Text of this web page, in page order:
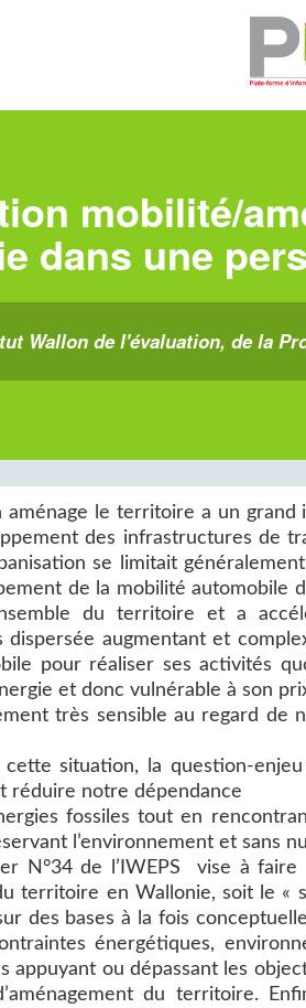
mobilité/
dans une
Wallon de l'évaluation, de la
aménage le territoire a un
des infrastructures de
se limitait
de la mobilité automobile
du territoire et a
dispersée augmentant et
pour réaliser ses activités
et donc vulnérable à son
très sensible au regard de
cette situation, la question-
réduire notre dépendance
fossiles tout en
l’environnement et sans
N°34 de l’IWEPS vise à
territoire en Wallonie, soit le
des bases à la fois
énergétiques,
appuyant ou dépassant les
du territoire.